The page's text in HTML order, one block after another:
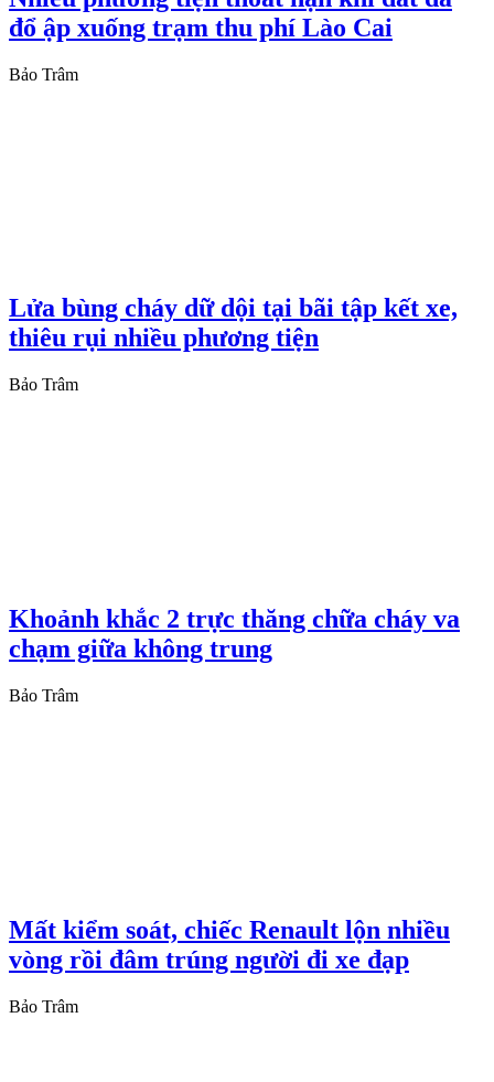
đổ ập xuống trạm thu phí Lào Cai
Bảo Trâm
Lửa bùng cháy dữ dội tại bãi tập kết xe,
thiêu rụi nhiều phương tiện
Bảo Trâm
Khoảnh khắc 2 trực thăng chữa cháy va
chạm giữa không trung
Bảo Trâm
Mất kiểm soát, chiếc Renault lộn nhiều
vòng rồi đâm trúng người đi xe đạp
Bảo Trâm